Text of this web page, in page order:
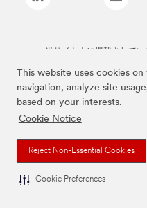
This website uses cookies
navigation, analyze site
based on your interests.
Cookie Notice
Reject Non-Essential Cookies
Cookie Preferences
当サイト上に掲載されて